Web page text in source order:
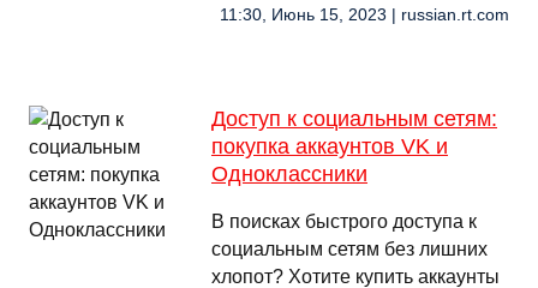
11:30, Июнь 15, 2023 | russian.rt.com
Доступ к социальным сетям:
покупка аккаунтов VK и
Одноклассники
В поисках быстрого доступа к
социальным сетям без лишних
хлопот? Хотите купить аккаунты